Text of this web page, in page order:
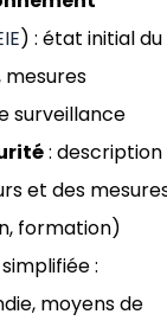
) : état initial du
surveillance
: description
et des
formation)
simplifiée :
moyens de